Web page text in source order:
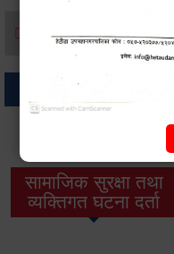
जन्म दर्ता
सामाजिक सुरक्षा तथा
व्यक्तिगत घटना दर्ता